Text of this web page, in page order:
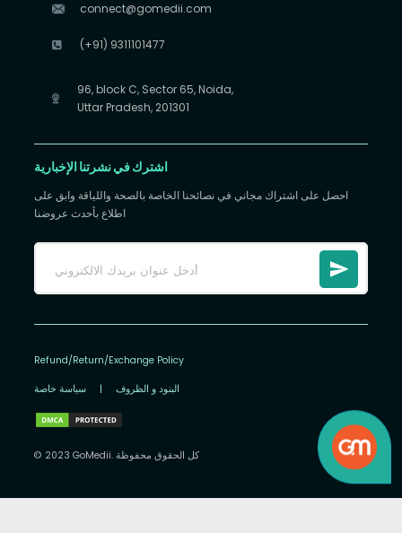
connect@gomedii.com
(+91) 9311101477
96, block C, Sector 65, Noida,
Uttar Pradesh, 201301
اشترك في نشرتنا الإخبارية
احصل على اشتراك مجاني في نصائحنا الخاصة بالصحة واللياقة وابق على
اطلاع بأحدث عروضنا
Refund/Return/Exchange Policy
سياسة خاصة | البنود و الظروف
© 2023 GoMedii. كل الحقوق محفوظة